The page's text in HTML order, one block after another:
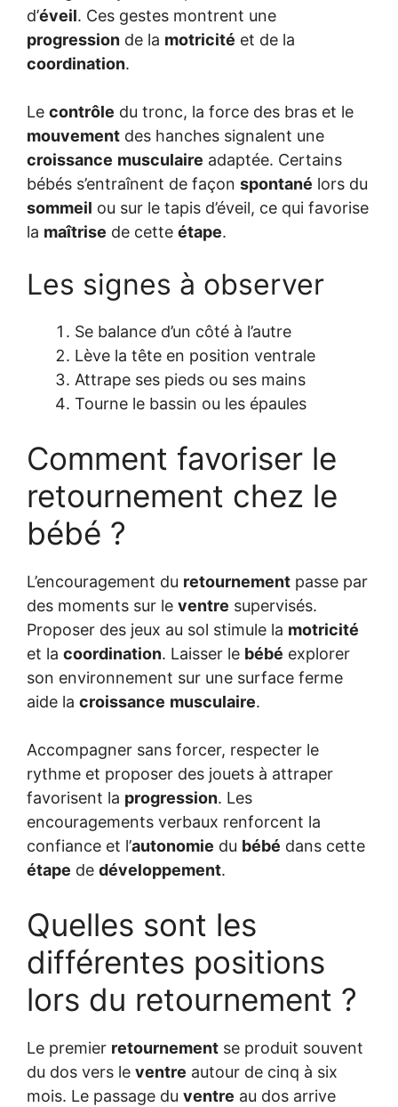
d’éveil. Ces gestes montrent une
progression de la motricité et de la
coordination.
Le contrôle du tronc, la force des bras et le
mouvement des hanches signalent une
croissance musculaire adaptée. Certains
bébés s’entraînent de façon spontané lors du
sommeil ou sur le tapis d’éveil, ce qui favorise
la maîtrise de cette étape.
Les signes à observer
Se balance d’un côté à l’autre
Lève la tête en position ventrale
Attrape ses pieds ou ses mains
Tourne le bassin ou les épaules
Comment favoriser le
retournement chez le
bébé ?
L’encouragement du retournement passe par
des moments sur le ventre supervisés.
Proposer des jeux au sol stimule la motricité
et la coordination. Laisser le bébé explorer
son environnement sur une surface ferme
aide la croissance musculaire.
Accompagner sans forcer, respecter le
rythme et proposer des jouets à attraper
favorisent la progression. Les
encouragements verbaux renforcent la
confiance et l’autonomie du bébé dans cette
étape de développement.
Quelles sont les
différentes positions
lors du retournement ?
Le premier retournement se produit souvent
du dos vers le ventre autour de cinq à six
mois. Le passage du ventre au dos arrive